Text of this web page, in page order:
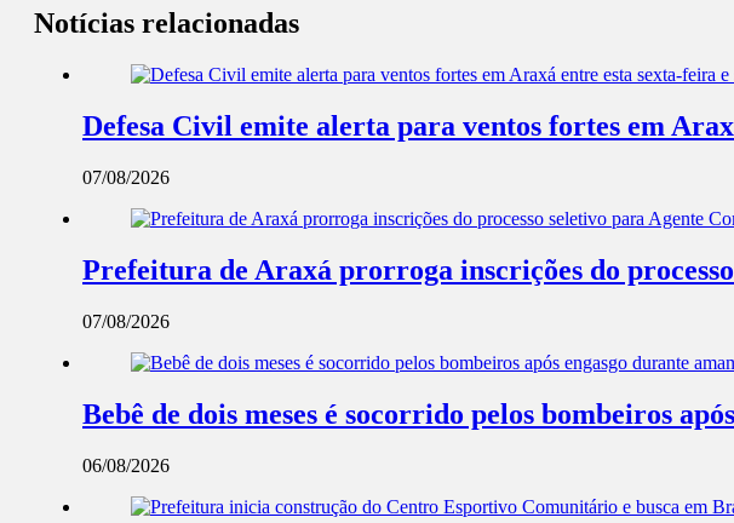
Notícias relacionadas
Defesa Civil emite alerta para ventos fortes em
07/08/2026
Prefeitura de Araxá prorroga inscrições do
07/08/2026
Bebê de dois meses é socorrido pelos bombeiros
06/08/2026